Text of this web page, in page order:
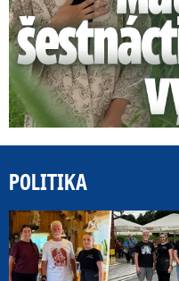
POLITIKA